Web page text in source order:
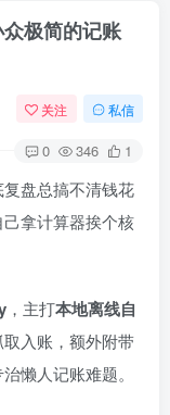
极简的记账
关注 私信
0 346 1
盘总搞不清钱花
拿计算器挨个核
，主打本地离线自
取入账，额外附带
懒人记账难题。